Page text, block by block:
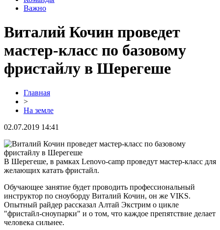
Важно
Виталий Кочин проведет
мастер-класс по базовому
фристайлу в Шерегеше
Главная
>
На земле
02.07.2019 14:41
В Шерегеше, в рамках Lenovo-camp проведут мастер-класс для
желающих катать фристайл.
Обучающее занятие будет проводить профессиональный
инструктор по сноуборду Виталий Кочин, он же VIKS.
Опытный райдер рассказал Алтай Экстрим о цикле
"фристайл-сноупарки" и о том, что каждое препятствие делает
человека сильнее.